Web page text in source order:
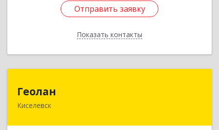
Отправить заявку
Показать контакты
Отправить заявку
Назад
Геолан
Киселевск